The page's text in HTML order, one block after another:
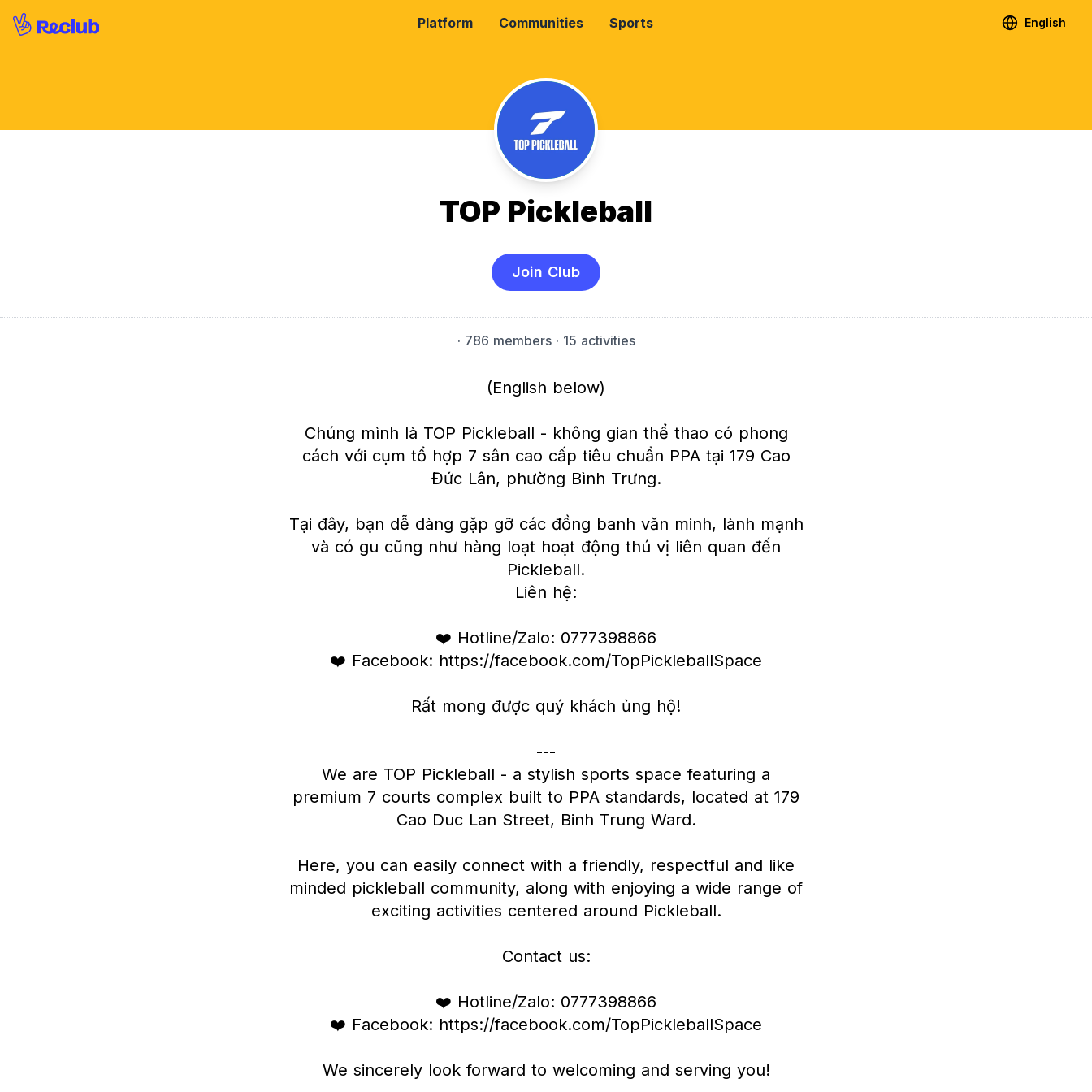
Platform Communities Sports English
TOP Pickleball
Join Club
· 786 members· 15 activities
(English below)
Chúng mình là TOP Pickleball - không gian thể thao có phong
cách với cụm tổ hợp 7 sân cao cấp tiêu chuẩn PPA tại 179 Cao
Đức Lân, phường Bình Trưng.
Tại đây, bạn dễ dàng gặp gỡ các đồng banh văn minh, lành mạnh
và có gu cũng như hàng loạt hoạt động thú vị liên quan đến
Pickleball.
Liên hệ:
❤️ Hotline/Zalo: 0777398866
❤️ Facebook: https://facebook.com/TopPickleballSpace
Rất mong được quý khách ủng hộ!
---
We are TOP Pickleball - a stylish sports space featuring a
premium 7 courts complex built to PPA standards, located at 179
Cao Duc Lan Street, Binh Trung Ward.
Here, you can easily connect with a friendly, respectful and like
minded pickleball community, along with enjoying a wide range of
exciting activities centered around Pickleball.
Contact us:
❤️ Hotline/Zalo: 0777398866
❤️ Facebook: https://facebook.com/TopPickleballSpace
We sincerely look forward to welcoming and serving you!